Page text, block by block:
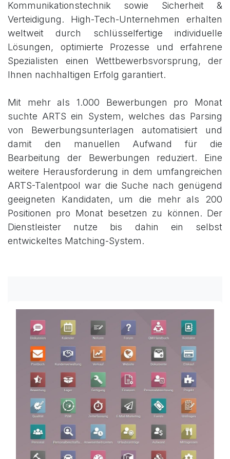
Kommunikationstechnik sowie Sicherheit &
Verteidigung. High-Tech-Unternehmen erhalten
weltweit durch schlüsselfertige individuelle
Lösungen, optimierte Prozesse und erfahrene
Spezialisten einen Wettbewerbsvorsprung, der
Ihnen nachhaltigen Erfolg garantiert.
Mit mehr als 1.000 Bewerbungen pro Monat
suchte ARTS ein System, welches das Parsing
von Bewerbungsunterlagen automatisiert und
damit den manuellen Aufwand für die
Bearbeitung der Bewerbungen reduziert. Eine
weitere Herausforderung in dem umfangreichen
ARTS-Talentpool war die Suche nach genügend
geeigneten Kandidaten, um die mehr als 200
Positionen pro Monat besetzen zu können. Der
Dienstleister nutze bis dahin ein selbst
entwickeltes Matching-System.